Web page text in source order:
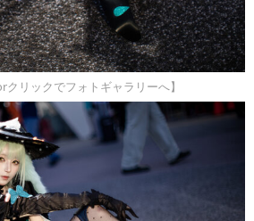
クリックでフォトギャラリーへ】